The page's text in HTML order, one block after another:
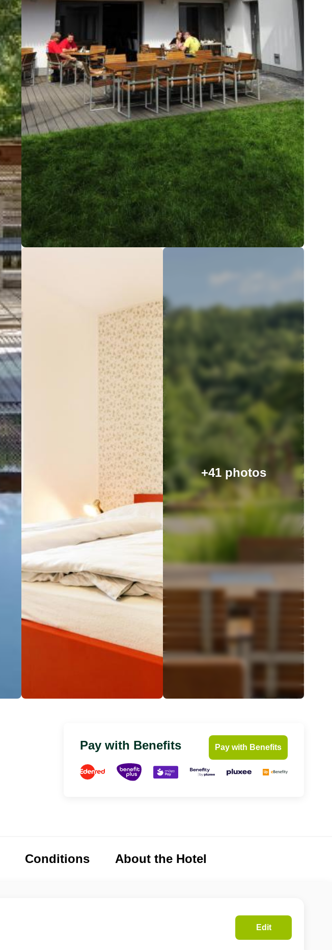
+41 photos
Pay with Benefits Pay with Benefits
Conditions About the Hotel
Edit